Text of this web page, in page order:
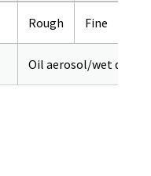
Rough Fine
Oil aerosol/wet dust